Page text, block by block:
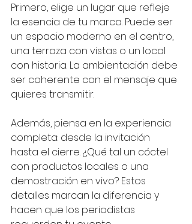
Primero, elige un lugar que refleje
la esencia de tu marca. Puede ser
un espacio moderno en el centro,
una terraza con vistas o un local
con historia. La ambientación debe
ser coherente con el mensaje que
quieres transmitir.
Además, piensa en la experiencia
completa: desde la invitación
hasta el cierre. ¿Qué tal un cóctel
con productos locales o una
demostración en vivo? Estos
detalles marcan la diferencia y
hacen que los periodistas